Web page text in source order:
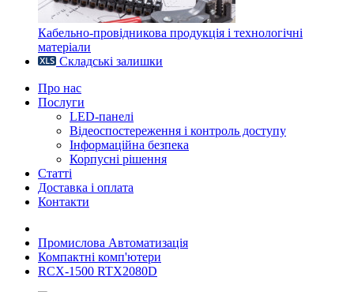
Кабельно-провідникова продукція і технологічні
матеріали
Складські залишки
Про нас
Послуги
LED-панелі
Відеоспостереження і контроль доступу
Інформаційна безпека
Корпусні рішення
Статті
Доставка і оплата
Контакти
Промислова Автоматизація
Компактні комп'ютери
RCX-1500 RTX2080D